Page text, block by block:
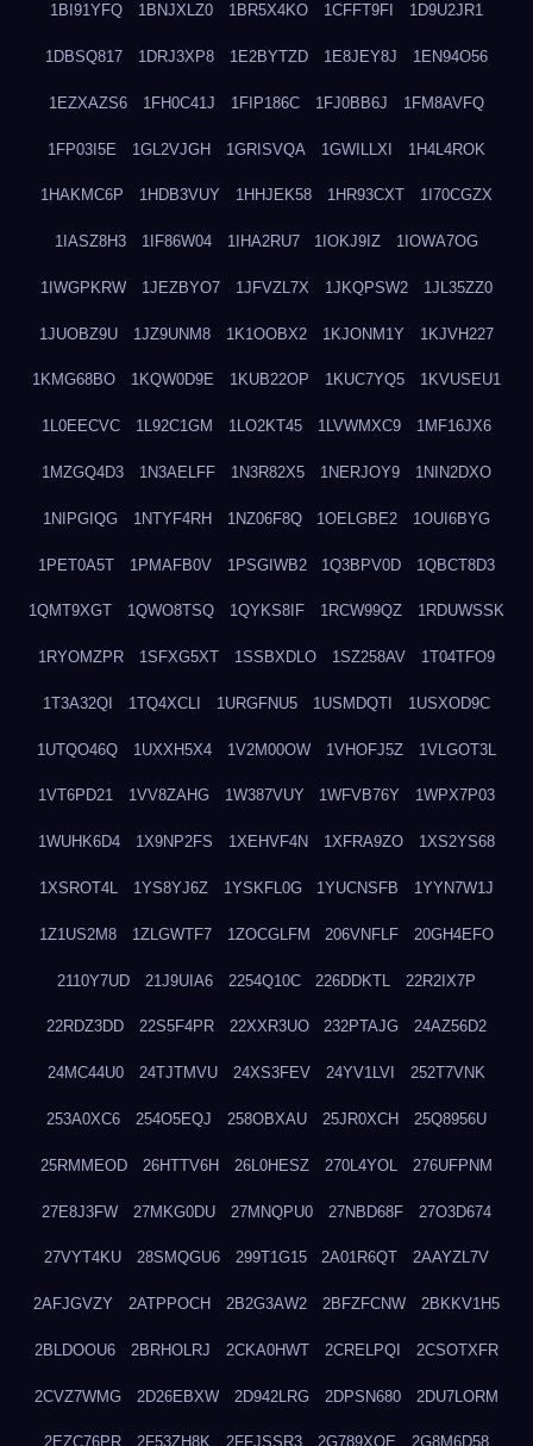
1BI91YFQ 1BNJXLZ0 1BR5X4KO 1CFFT9FI 1D9U2JR1
1DBSQ817 1DRJ3XP8 1E2BYTZD 1E8JEY8J 1EN94O56
1EZXAZS6 1FH0C41J 1FIP186C 1FJ0BB6J 1FM8AVFQ
1FP03I5E 1GL2VJGH 1GRISVQA 1GWILLXI 1H4L4ROK
1HAKMC6P 1HDB3VUY 1HHJEK58 1HR93CXT 1I70CGZX
1IASZ8H3 1IF86W04 1IHA2RU7 1IOKJ9IZ 1IOWA7OG
1IWGPKRW 1JEZBYO7 1JFVZL7X 1JKQPSW2 1JL35ZZ0
1JUOBZ9U 1JZ9UNM8 1K1OOBX2 1KJONM1Y 1KJVH227
1KMG68BO 1KQW0D9E 1KUB22OP 1KUC7YQ5 1KVUSEU1
1L0EECVC 1L92C1GM 1LO2KT45 1LVWMXC9 1MF16JX6
1MZGQ4D3 1N3AELFF 1N3R82X5 1NERJOY9 1NIN2DXO
1NIPGIQG 1NTYF4RH 1NZ06F8Q 1OELGBE2 1OUI6BYG
1PET0A5T 1PMAFB0V 1PSGIWB2 1Q3BPV0D 1QBCT8D3
1QMT9XGT 1QWO8TSQ 1QYKS8IF 1RCW99QZ 1RDUWSSK
1RYOMZPR 1SFXG5XT 1SSBXDLO 1SZ258AV 1T04TFO9
1T3A32QI 1TQ4XCLI 1URGFNU5 1USMDQTI 1USXOD9C
1UTQO46Q 1UXXH5X4 1V2M00OW 1VHOFJ5Z 1VLGOT3L
1VT6PD21 1VV8ZAHG 1W387VUY 1WFVB76Y 1WPX7P03
1WUHK6D4 1X9NP2FS 1XEHVF4N 1XFRA9ZO 1XS2YS68
1XSROT4L 1YS8YJ6Z 1YSKFL0G 1YUCNSFB 1YYN7W1J
1Z1US2M8 1ZLGWTF7 1ZOCGLFM 206VNFLF 20GH4EFO
2110Y7UD 21J9UIA6 2254Q10C 226DDKTL 22R2IX7P
22RDZ3DD 22S5F4PR 22XXR3UO 232PTAJG 24AZ56D2
24MC44U0 24TJTMVU 24XS3FEV 24YV1LVI 252T7VNK
253A0XC6 254O5EQJ 258OBXAU 25JR0XCH 25Q8956U
25RMMEOD 26HTTV6H 26L0HESZ 270L4YOL 276UFPNM
27E8J3FW 27MKG0DU 27MNQPU0 27NBD68F 27O3D674
27VYT4KU 28SMQGU6 299T1G15 2A01R6QT 2AAYZL7V
2AFJGVZY 2ATPPOCH 2B2G3AW2 2BFZFCNW 2BKKV1H5
2BLDOOU6 2BRHOLRJ 2CKA0HWT 2CRELPQI 2CSOTXFR
2CVZ7WMG 2D26EBXW 2D942LRG 2DPSN680 2DU7LORM
2EZC76PR 2F53ZH8K 2FFJSSR3 2G789XQE 2G8M6D58